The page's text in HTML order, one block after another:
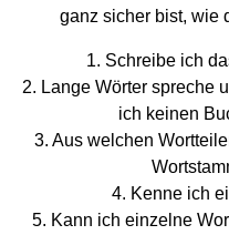
ganz sicher bist, wie
1. Schreibe ich
2. Lange Wörter spreche
ich keinen
3. Aus welchen
4. Kenne ich
5. Kann ich einzelne